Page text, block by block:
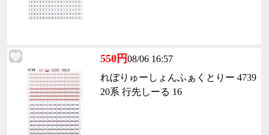
550円08/06 16:57
れぼりゅーしょんふぁくとりー 4739
20系 行先しーる 16